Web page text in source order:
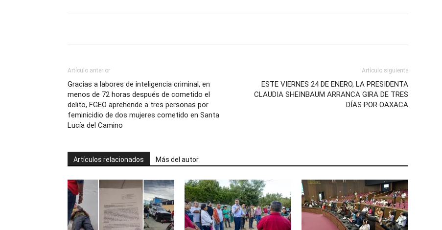
Artículo anterior
Gracias a labores de inteligencia criminal, en
menos de 72 horas después de cometido el
delito, FGEO aprehende a tres personas por
feminicidio de dos mujeres cometido en Santa
Lucía del Camino
Artículo siguiente
ESTE VIERNES 24 DE ENERO, LA PRESIDENTA
CLAUDIA SHEINBAUM ARRANCA GIRA DE TRES
DÍAS POR OAXACA
Artículos relacionados Más del autor